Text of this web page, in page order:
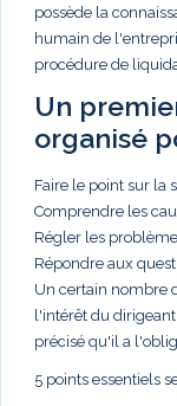
possède la
humain de
procédure de
Un
organisé
Faire le point sur la
Comprendre les
Régler les
Répondre aux
Un certain nombre
l'intérêt du
précisé qu'il a
5 points essentiels